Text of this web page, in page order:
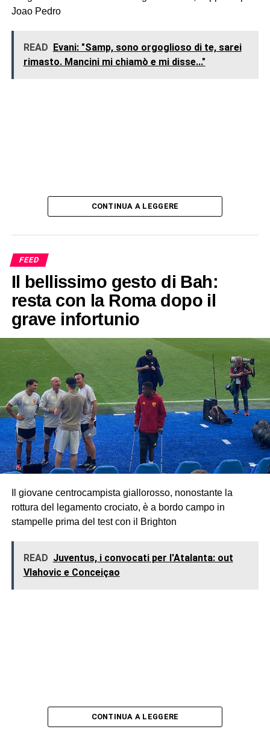
Joao Pedro
READ
Evani: "Samp, sono orgoglioso di te, sarei
rimasto. Mancini mi chiamò e mi disse..."
CONTINUA A LEGGERE
FEED
Il bellissimo gesto di Bah:
resta con la Roma dopo il
grave infortunio
Il giovane centrocampista giallorosso, nonostante la
rottura del legamento crociato, è a bordo campo in
stampelle prima del test con il Brighton
READ Juventus, i convocati per l'Atalanta: out
Vlahovic e Conceiçao
CONTINUA A LEGGERE